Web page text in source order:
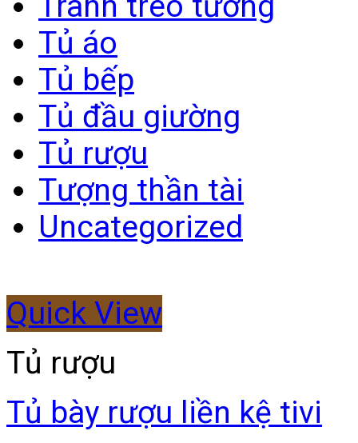
Tủ áo
Tủ bếp
Tủ đầu giường
Tủ rượu
Tượng thần tài
Uncategorized
Quick View
Tủ rượu
Tủ bày rượu liền kệ tivi